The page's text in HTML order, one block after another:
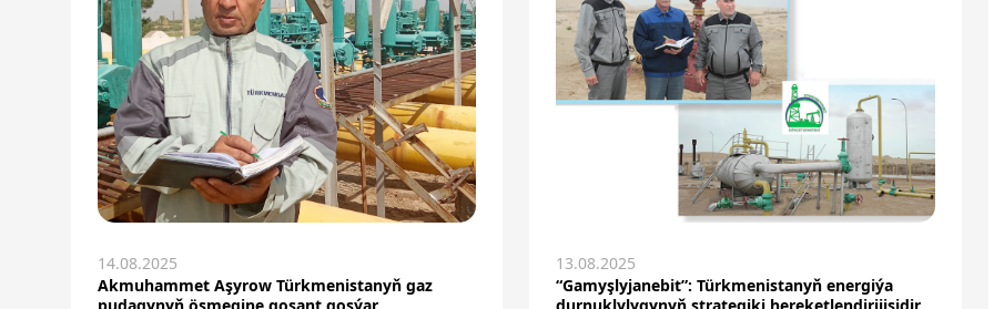
14.08.2025
Akmuhammet Aşyrow Türkmenistanyň gaz
13.08.2025
“Gamyşlyjanebit”: Türkmenistanyň energiýa